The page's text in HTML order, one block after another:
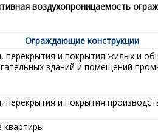
воздухопроницаемость
Ограждающие конструкции
перекрытия и покрытия жилых и
зданий и помещений
перекрытия и покрытия
квартиры